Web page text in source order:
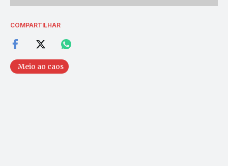
COMPARTILHAR
Meio ao caos